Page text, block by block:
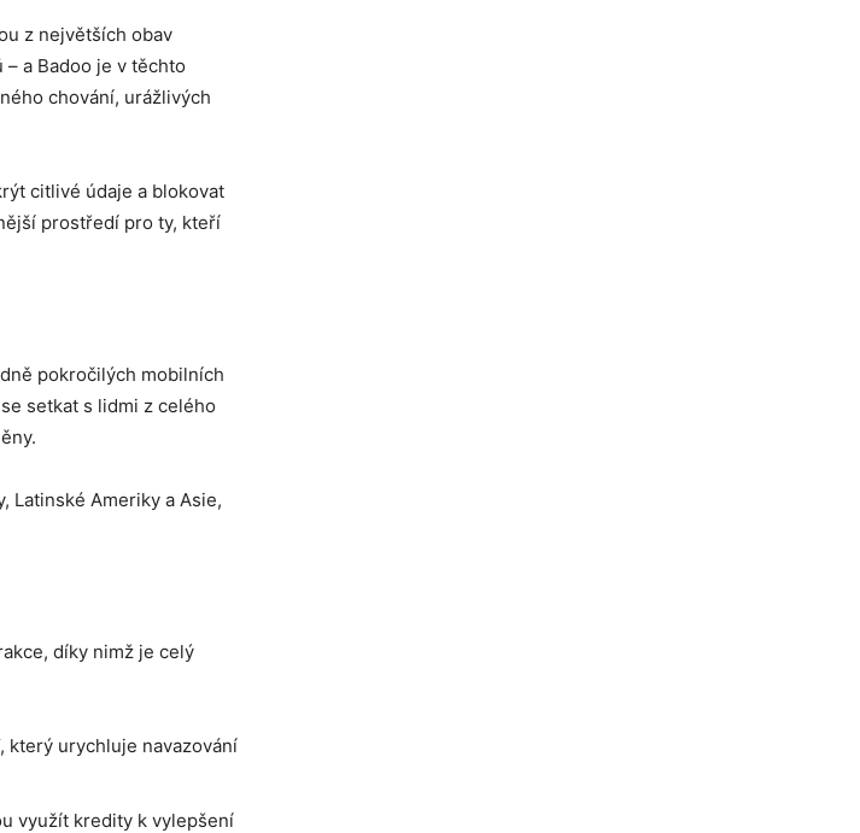
z největších obav
a Badoo je v těchto
chování, urážlivých
citlivé údaje a blokovat
prostředí pro ty, kteří
pokročilých mobilních
setkat s lidmi z celého
Latinské Ameriky a Asie,
díky nimž je celý
který urychluje navazování
využít kredity k vylepšení